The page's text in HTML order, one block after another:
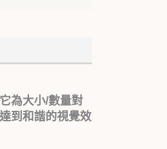
為大小/數量對
到和諧的視覺效